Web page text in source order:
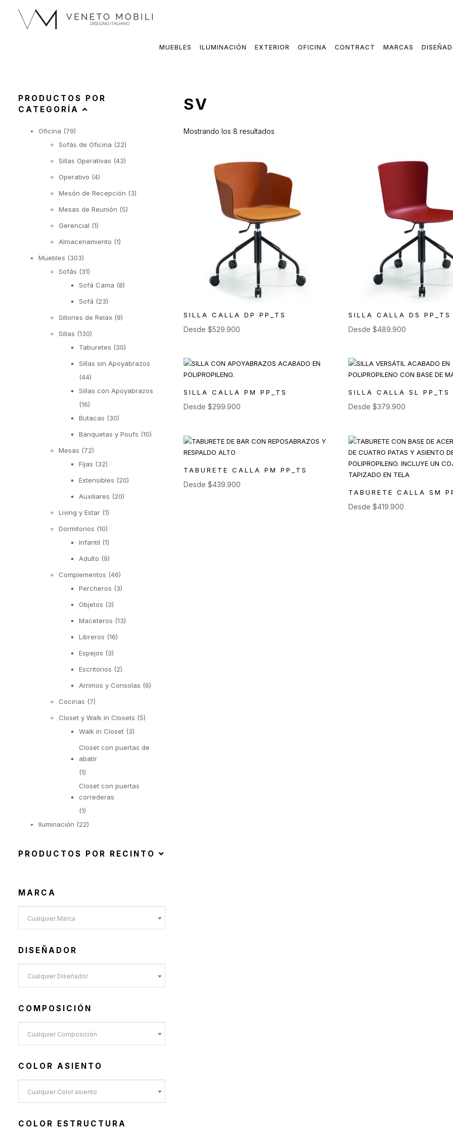
contenido
MUEBLES ILUMINACIÓN EXTERIOR OFICINA CONTRACT MARCAS
SV
Mostrando los 8 resultados
SILLA CALLA DP PP_TS
Desde $529.900
SILLA CALLA DS PP_TS
Desde$489.900
SILLA CALLA PM PP_TS
Desde $299.900
SILLA CALLA SL PP_TS
Desde$379.900
TABURETE CALLA PM PP_TS
Desde $439.900
TABURETE CALLA SM
Desde$419.900
PRODUCTOS POR
CATEGORÍA
Oficina (79)
Sofás de Oficina (22)
Sillas Operativas (43)
Operativo (4)
Mesón de Recepción (3)
Mesas de Reunión (5)
Gerencial (1)
Almacenamiento (1)
Muebles (303)
Sofás (31)
Sofá Cama (8)
Sofá (23)
Sillones de Relax (9)
Sillas (130)
Taburetes (30)
Sillas sin Apoyabrazos
(44)
Sillas con Apoyabrazos
(16)
Butacas (30)
Banquetas y Poufs (10)
Mesas (72)
Fijas (32)
Extensibles (20)
Auxiliares (20)
Living y Estar (1)
Dormitorios (10)
Infantil (1)
Adulto (9)
Complementos (46)
Percheros (3)
Objetos (3)
Maceteros (13)
Libreros (16)
Espejos (3)
Escritorios (2)
Arrimos y Consolas (6)
Cocinas (7)
Closet y Walk in Closets (5)
Walk in Closet (3)
Closet con puertas de
abatir
(1)
Closet con puertas
correderas
(1)
Iluminación (22)
Objetos Iluminados(1)
Toldos y Sombrillas
Sofás de Exterior(20)
Sillas de Exterior
Taburetes de Exterior(12)
Sillas de Exterior sin
Apoyabrazos
(6)
Banquetas y Poufs de
Exterior
(19)
Mesas de Exterior(19)
PRODUCTOS POR RECINTO
MARCA
Cualquier Marca
DISEÑADOR
Cualquier Diseñador
COMPOSICIÓN
Cualquier Composición
COLOR ASIENTO
Cualquier Color asiento
COLOR ESTRUCTURA